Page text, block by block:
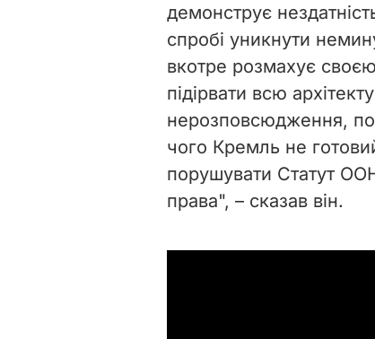
демонструє
спробі уникнути
вкотре розмахує
підірвати всю
нерозповсюдження,
чого Кремль не
порушувати Статут
права", – сказав він.